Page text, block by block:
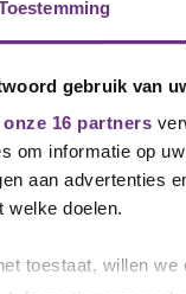
gebruik van
onze 16 partners
om informatie op
aan advertenties
welke doelen.
toestaat, willen we